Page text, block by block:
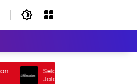
Selamat Jalan Sang Inspirator,
Jalan Abangku Yuslam Idris